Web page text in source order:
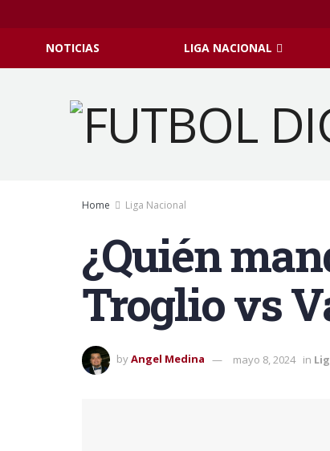
NOTICIAS LIGA NACIONAL
Home Liga Nacional
¿Quién
Troglio vs
byAngel Medina mayo 8, 2024 in